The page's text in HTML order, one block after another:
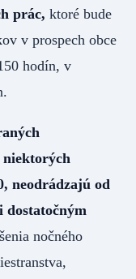
prác, ktoré bude
v prospech obce
hodín, v
niektorých
neodrádzajú od
dostatočným
nočného